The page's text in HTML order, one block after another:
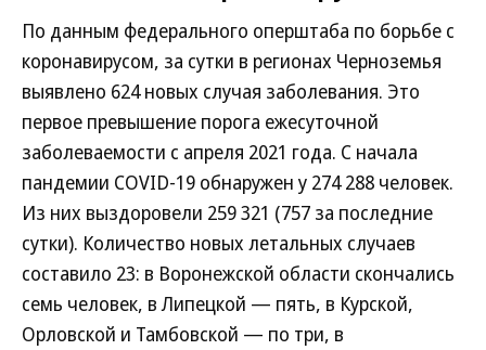
По данным федерального оперштаба по борьбе с
коронавирусом, за сутки в регионах Черноземья
выявлено 624 новых случая заболевания. Это
первое превышение порога ежесуточной
заболеваемости с апреля 2021 года. С начала
пандемии COVID-19 обнаружен у 274 288 человек.
Из них выздоровели 259 321 (757 за последние
сутки). Количество новых летальных случаев
составило 23: в Воронежской области скончались
семь человек, в Липецкой — пять, в Курской,
Орловской и Тамбовской — по три, в